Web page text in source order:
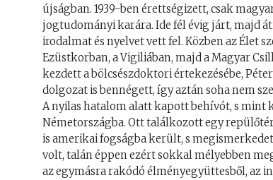
újságban. 1939-ben érettségizett, csak
jogtudományi karára. Ide fél évig járt, majd
irodalmat és nyelvet vett fel. Közben az Élet
Ezüstkorban, a Vigiliában, majd a Magyar
kezdett a bölcsészdoktori értekezésébe,
dolgozat is bennégett, így aztán soha nem
A nyilas hatalom alatt kapott behívót, s
Németországba. Ott találkozott egy
is amerikai fogságba került, s
volt, talán éppen ezért sokkal mélyebben
az egymásra rakódó élményegyüttesből, az